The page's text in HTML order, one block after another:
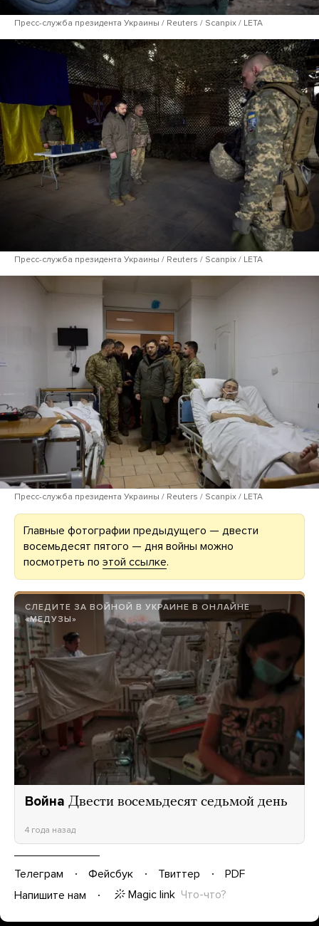
Пресс-служба президента Украины / Reuters / Scanpix / LETA
Пресс-служба президента Украины / Reuters / Scanpix / LETA
Пресс-служба президента Украины / Reuters / Scanpix / LETA
Главные фотографии предыдущего — двести
восемьдесят пятого — дня войны можно
посмотреть по этой ссылке.
СЛЕДИТЕ ЗА ВОЙНОЙ В УКРАИНЕ В ОНЛАЙНЕ
«МЕДУЗЫ»
Война Двести восемьдесят седьмой день
4 года назад
Телеграм Фейсбук Твиттер
PDF
Напишите нам
Magic link Что-что?